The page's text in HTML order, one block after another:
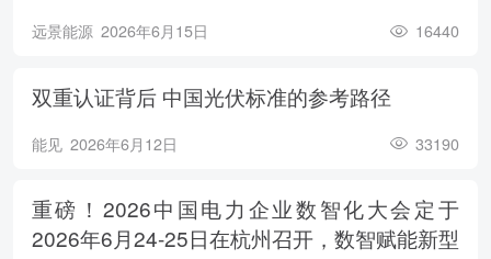
远景能源 2026年6月15日 16440
双重认证背后 中国光伏标准的参考路径
能见 2026年6月12日 33190
重磅！2026中国电力企业数智化大会定于
2026年6月24-25日在杭州召开，数智赋能新型